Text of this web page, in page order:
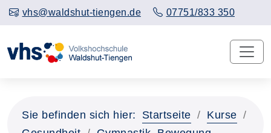
vhs@waldshut-tiengen.de 07751/833 350
Sie befinden sich hier: Startseite
Kurse